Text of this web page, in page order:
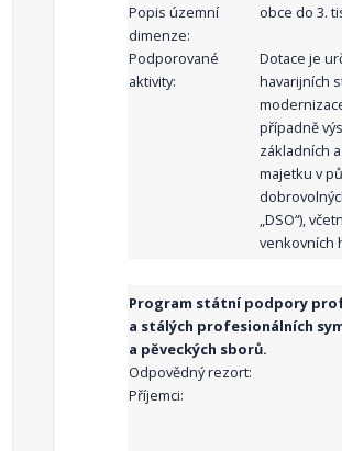
Popis územní
dimenze:
obce do 3.
Podporované
aktivity:
Dotace je
havarijních
případně
základních
majetku v
„DSO“),
venkovních
Program státní podpory
a stálých profesionálních
a pěveckých sborů.
Odpovědný rezort:
Příjemci: